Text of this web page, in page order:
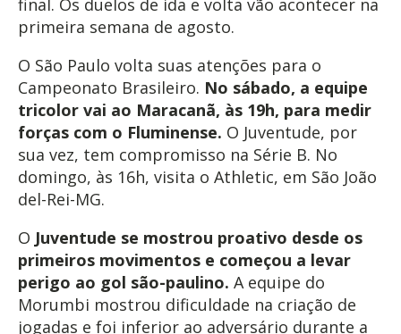
final. Os duelos de ida e volta vão acontecer na
primeira semana de agosto.
O São Paulo volta suas atenções para o
Campeonato Brasileiro. No sábado, a equipe
tricolor vai ao Maracanã, às 19h, para medir
forças com o Fluminense. O Juventude, por
sua vez, tem compromisso na Série B. No
domingo, às 16h, visita o Athletic, em São João
del-Rei-MG.
O Juventude se mostrou proativo desde os
primeiros movimentos e começou a levar
perigo ao gol são-paulino. A equipe do
Morumbi mostrou dificuldade na criação de
jogadas e foi inferior ao adversário durante a